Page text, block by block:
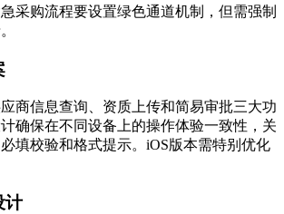
采购流程要设置绿色通道机制，但需强制
商信息查询、资质上传和简易审批三大功
确保在不同设备上的操作体验一致性，关
填校验和格式提示。iOS版本需特别优化
计